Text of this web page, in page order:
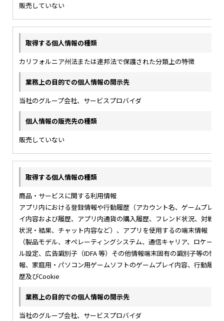
販売していない
カリフォルニア州法または連邦法で保護された分類上の特徴
当社のグループ会社、サービスプロバイダ
販売していない
商品・サービスに関する利用情報
アプリ内における登録情報や行動履歴（アカウント名、ゲームプレ
イ内容および履歴、アプリ内通貨の購入履歴、フレンド状況、対戦
状況・結果、チャット内容など）、アプリを使用するの端末情報
（製品モデル、オペレーティングシステム、通信キャリア、ロケー
ル設定、広告識別子（IDFA 等）その他情報端末固有の識別子等の情
報、家庭用・パソコン用ゲームソフトのゲームプレイ内容、行動履
歴及びCookie
当社のグループ会社、サービスプロバイダ